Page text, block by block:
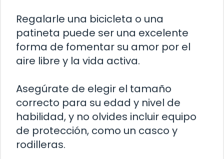
Regalarle una bicicleta o una
patineta puede ser una excelente
forma de fomentar su amor por el
aire libre y la vida activa.
Asegúrate de elegir el tamaño
correcto para su edad y nivel de
habilidad, y no olvides incluir equipo
de protección, como un casco y
rodilleras.